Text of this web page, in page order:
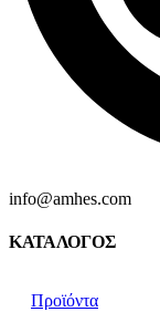
info@amhes.com
ΚΑΤΑΛΟΓΟΣ
Προϊόντα